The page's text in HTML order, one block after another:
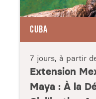
CUBA
7 jours, à partir
Extension
Maya : À la